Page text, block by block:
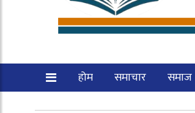
होम समाचार समाज